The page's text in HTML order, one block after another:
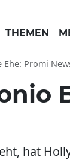
THEMEN
Promi
hat